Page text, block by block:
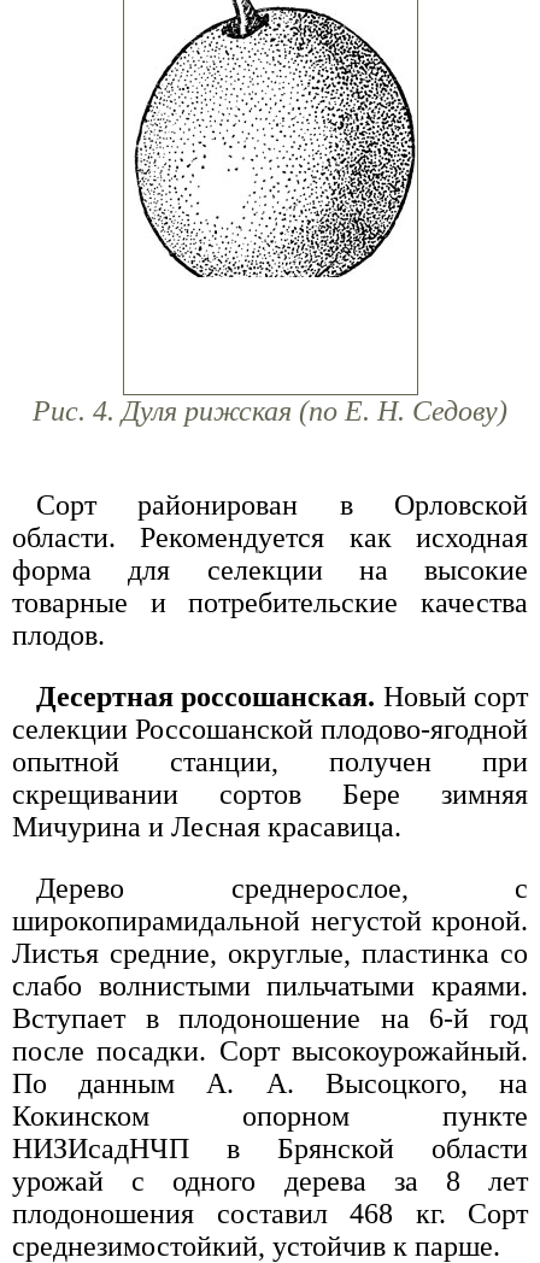
Рис. 4. Дуля рижская (по Е. Н. Седову)
Сорт районирован в Орловской
области. Рекомендуется как исходная
форма для селекции на высокие
товарные и потребительские качества
плодов.
Десертная россошанская. Новый сорт
селекции Россошанской плодово-ягодной
опытной станции, получен при
скрещивании сортов Бере зимняя
Мичурина и Лесная красавица.
Дерево среднерослое, с
широкопирамидальной негустой кроной.
Листья средние, округлые, пластинка со
слабо волнистыми пильчатыми краями.
Вступает в плодоношение на 6-й год
после посадки. Сорт высокоурожайный.
По данным А. А. Высоцкого, на
Кокинском опорном пункте
НИЗИсадНЧП в Брянской области
урожай с одного дерева за 8 лет
плодоношения составил 468 кг. Сорт
среднезимостойкий, устойчив к парше.